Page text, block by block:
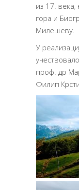
из 17. века,
гора и
Милешеву.
У
проф. др
Филип